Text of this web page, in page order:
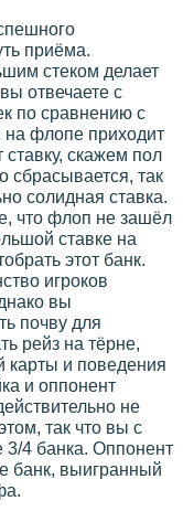
приёма.
стеком делает
отвечаете с
по сравнению с
флопе приходит
скажем пол
сбрасывается, так
солидная ставка.
что флоп не зашёл
ставке на
этот банк.
игроков
вы
почву для
рейз на тёрне,
карты и поведения
и оппонент
не
так что вы с
3/4 банка. Оппонент
банк, выигранный